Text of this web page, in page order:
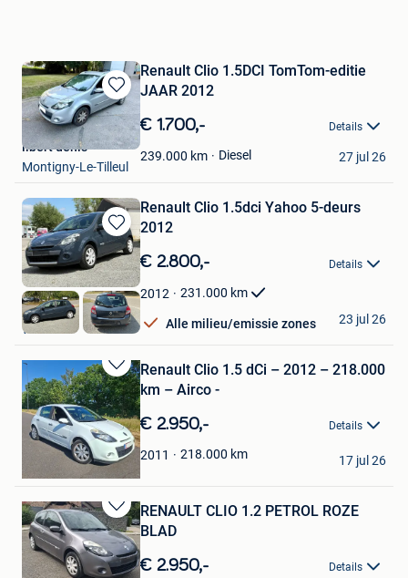
Bewaren
in
Mijn
Favorieten
Renault Clio 1.5DCI TomTom-editie
JAAR 2012
€ 1.700,- Details
239.000 km Diesel
libert denis
Montigny-Le-Tilleul
27 jul 26
Bewaren
in
Mijn
Favorieten
Renault Clio 1.5dci Yahoo 5-deurs
2012
€ 2.800,- Details
2012 231.000 km
Alle milieu/emissie zones
R.S
Wavre
23 jul 26
Bewaren
in
Mijn
Favorieten
Renault Clio 1.5 dCi – 2012 – 218.000
km – Airco -
€ 2.950,- Details
2011 218.000 km
Elias
17 jul 26
Bewaren
in
Mijn
Favorieten
RENAULT CLIO 1.2 PETROL ROZE
BLAD
€ 2.950,- Details